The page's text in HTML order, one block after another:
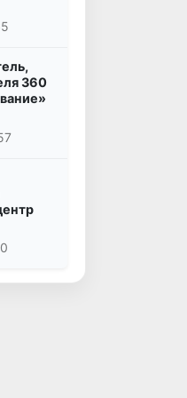
360